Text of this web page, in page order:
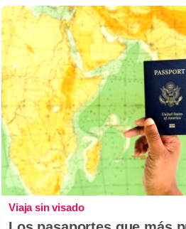
Viaja sin visado